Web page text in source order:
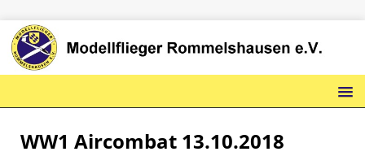
WW1 Aircombat 13.10.2018